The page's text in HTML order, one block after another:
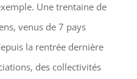
Une trentaine de
venus de 7 pays
la rentrée dernière
des collectivités